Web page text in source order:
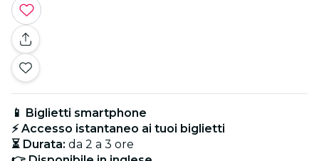
📱 Biglietti smartphone
⚡ Accesso istantaneo ai tuoi biglietti
⏳ Durata: da 2 a 3 ore